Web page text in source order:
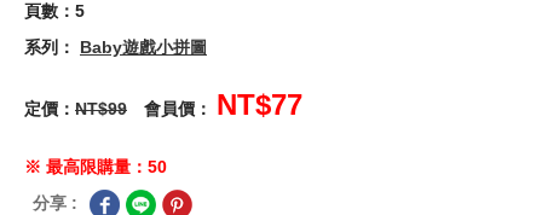
頁數：5
系列： Baby遊戲小拼圖
定價： NT$99 會員價： NT$77
※ 最高限購量：50
分享 :